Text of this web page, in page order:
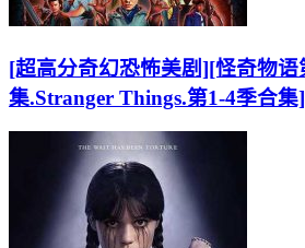
[超高分奇幻恐怖美剧][怪奇物语
集.Stranger Things.第1-4季合集